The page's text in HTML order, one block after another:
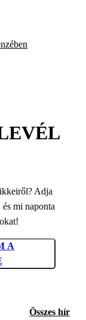
Adja
mi naponta
A
Összes hír